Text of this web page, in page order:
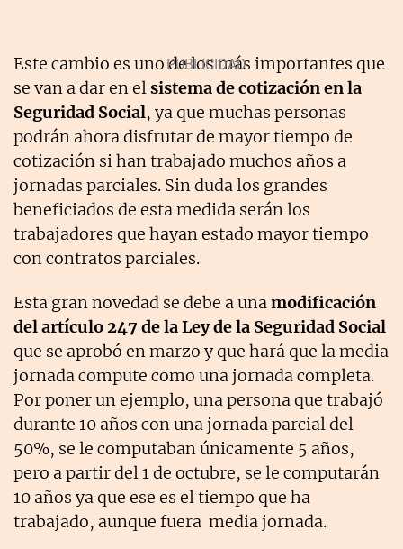
Este cambio es uno de los más importantes que
se van a dar en elsistema de cotización en la
Seguridad Social, ya que muchas personas
podrán ahora disfrutar de mayor tiempo de
cotización si han trabajado muchos años a
jornadas parciales. Sin duda los grandes
beneficiados de esta medida serán los
trabajadores que hayan estado mayor tiempo
con contratos parciales.
Esta gran novedad se debe a unamodificación
del artículo 247 de la Ley de la Seguridad Social
que se aprobó en marzo y que hará que la media
jornada compute como una jornada completa.
Por poner un ejemplo, una persona que trabajó
durante 10 años con una jornada parcial del
50%, se le computaban únicamente 5 años,
pero a partir del 1 de octubre, se le computarán
10 años ya que ese es el tiempo que ha
trabajado, aunque fuera media jornada.